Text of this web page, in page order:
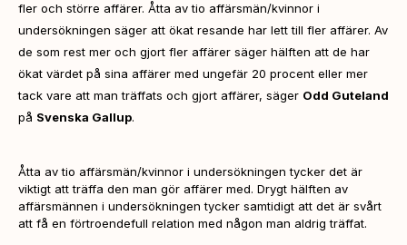
fler och större affärer. Åtta av tio affärsmän/kvinnor i
undersökningen säger att ökat resande har lett till fler affärer. Av
de som rest mer och gjort fler affärer säger hälften att de har
ökat värdet på sina affärer med ungefär 20 procent eller mer
tack vare att man träffats och gjort affärer, säger Odd Guteland
på Svenska Gallup.
Åtta av tio affärsmän/kvinnor i undersökningen tycker det är
viktigt att träffa den man gör affärer med. Drygt hälften av
affärsmännen i undersökningen tycker samtidigt att det är svårt
att få en förtroendefull relation med någon man aldrig träffat.